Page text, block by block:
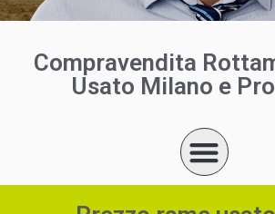
Compravendita
Usato Milano e